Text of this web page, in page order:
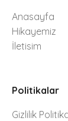
Anasayfa
Hikayemiz
İletisim
Politikalar
Gizlilik